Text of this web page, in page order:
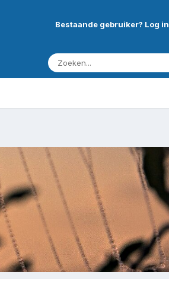
Bestaande gebruiker? Log in